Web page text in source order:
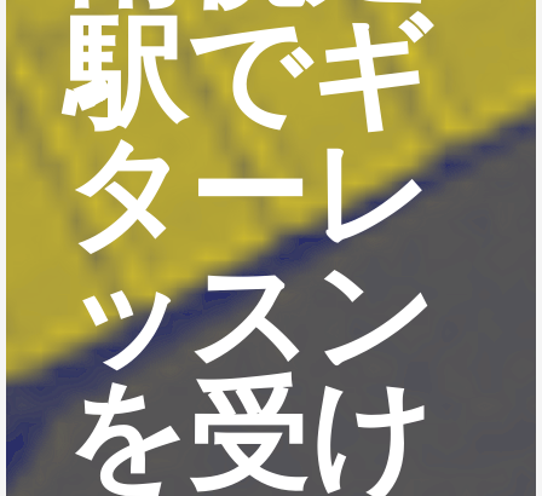
駅でギ
ターレ
ッスン
を受け